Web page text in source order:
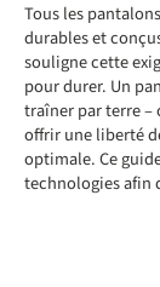
Tous les
durables et
souligne cette
pour durer. Un
traîner par terre –
offrir une liberté
optimale. Ce
technologies afin